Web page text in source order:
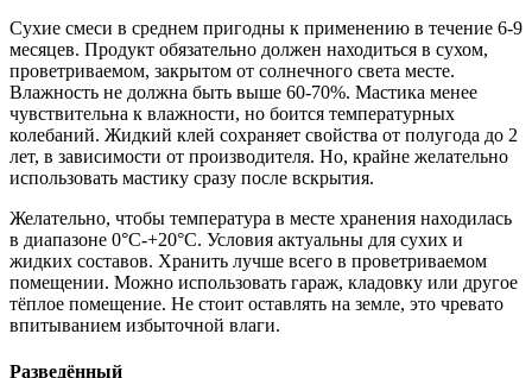
Сухие смеси в среднем пригодны к применению в течение 6-9
месяцев. Продукт обязательно должен находиться в сухом,
проветриваемом, закрытом от солнечного света месте.
Влажность не должна быть выше 60-70%. Мастика менее
чувствительна к влажности, но боится температурных
колебаний. Жидкий клей сохраняет свойства от полугода до 2
лет, в зависимости от производителя. Но, крайне желательно
использовать мастику сразу после вскрытия.
Желательно, чтобы температура в месте хранения находилась
в диапазоне 0°С-+20°С. Условия актуальны для сухих и
жидких составов. Хранить лучше всего в проветриваемом
помещении. Можно использовать гараж, кладовку или другое
тёплое помещение. Не стоит оставлять на земле, это чревато
впитыванием избыточной влаги.
Разведённый